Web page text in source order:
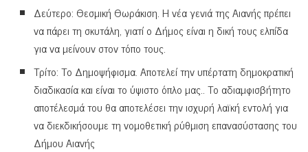
Δεύτερο: Θεσμική Θωράκιση. Η νέα γενιά της Αιανής πρέπει
να πάρει τη σκυτάλη, γιατί ο Δήμος είναι η δική τους ελπίδα
για να μείνουν στον τόπο τους.
Τρίτο: Το Δημοψήφισμα. Αποτελεί την υπέρτατη δημοκρατική
διαδικασία και είναι το ύψιστο όπλο μας.. Το αδιαμφισβήτητο
αποτέλεσμά του θα αποτελέσει την ισχυρή λαϊκή εντολή για
να διεκδικήσουμε τη νομοθετική ρύθμιση επανασύστασης του
Δήμου Αιανής